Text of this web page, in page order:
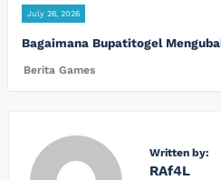
July 26, 2026
Bagaimana Bupatitogel
Berita Games
Written by:
RAf4L